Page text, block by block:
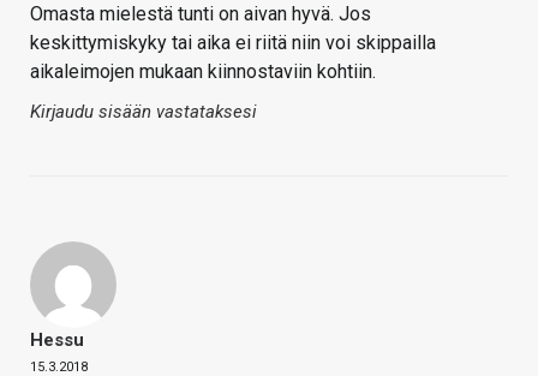
Omasta mielestä tunti on aivan hyvä. Jos
keskittymiskyky tai aika ei riitä niin voi skippailla
aikaleimojen mukaan kiinnostaviin kohtiin.
Kirjaudu sisään vastataksesi
Hessu
15.3.2018